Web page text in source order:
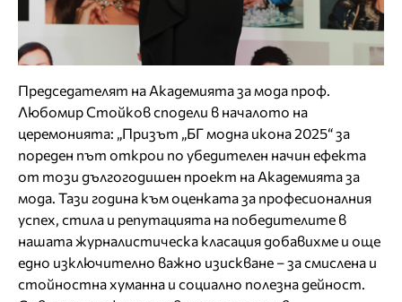
Председателят на Академията за мода проф.
Любомир Стойков сподели в началото на
церемонията: „Призът „БГ модна икона 2025“ за
пореден път открои по убедителен начин ефекта
от този дългогодишен проект на Академията за
мода. Тази година към оценката за професионалния
успех, стила и репутацията на победителите в
нашата журналистическа класация добавихме и още
едно изключително важно изискване – за смислена и
стойностна хуманна и социално полезна дейност.